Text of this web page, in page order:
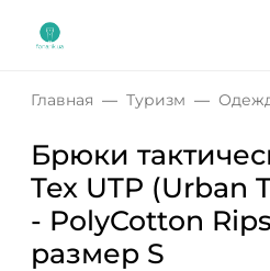
Главная Туризм
Брюки
Tex UTP (Urban
- PolyCotton
размер S